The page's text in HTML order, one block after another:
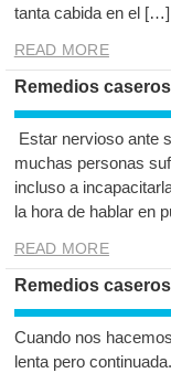
tanta cabida en el […]
READ MORE
Remedios
Estar nervioso ante
muchas personas
incluso a
la hora de hablar en
READ MORE
Remedios
Cuando nos
lenta pero